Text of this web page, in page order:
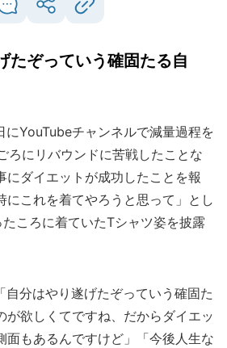
たぞっていう確固たる自
YouTubeチャンネルで減量過程を
ろにリバウンドに苦戦したことな
にダイエットが成功したことを報
にこれを着てやろうと思って」とし
ころに着ていたTシャツ姿を披露
分はやり遂げたぞっていう確固た
が欲しくてですね、だからダイエッ
面もあるんですけど」「今後人生な